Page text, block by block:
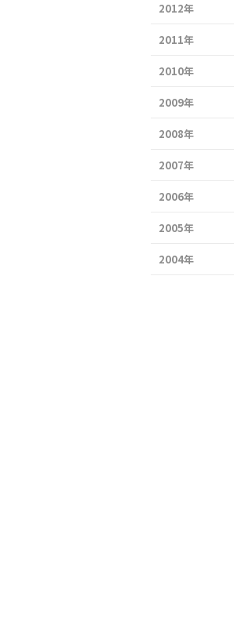
2012年
2011年
2010年
2009年
2008年
2007年
2006年
2005年
2004年